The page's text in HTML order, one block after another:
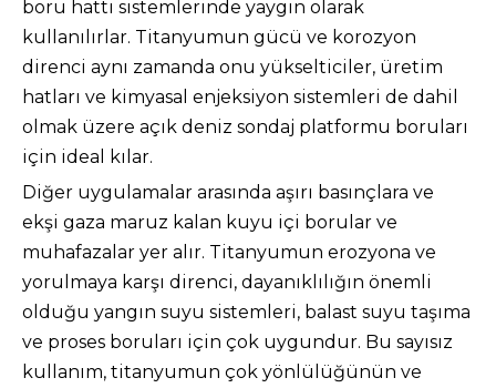
boru hattı sistemlerinde yaygın olarak
kullanılırlar. Titanyumun gücü ve korozyon
direnci aynı zamanda onu yükselticiler, üretim
hatları ve kimyasal enjeksiyon sistemleri de dahil
olmak üzere açık deniz sondaj platformu boruları
için ideal kılar.
Diğer uygulamalar arasında aşırı basınçlara ve
ekşi gaza maruz kalan kuyu içi borular ve
muhafazalar yer alır. Titanyumun erozyona ve
yorulmaya karşı direnci, dayanıklılığın önemli
olduğu yangın suyu sistemleri, balast suyu taşıma
ve proses boruları için çok uygundur. Bu sayısız
kullanım, titanyumun çok yönlülüğünün ve